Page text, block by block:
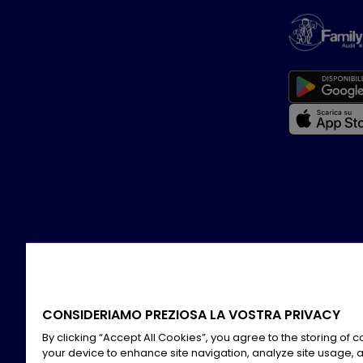
CONSIDERIAMO PREZIOSA LA VOSTRA PRIVACY
By clicking “Accept All Cookies”, you agree to the storing of
your device to enhance site navigation, analyze site usage,